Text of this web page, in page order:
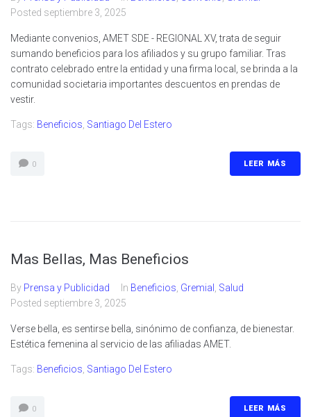
Posted septiembre 3, 2025
Mediante convenios, AMET SDE - REGIONAL XV, trata de seguir
sumando beneficios para los afiliados y su grupo familiar. Tras
contrato celebrado entre la entidad y una firma local, se brinda a la
comunidad societaria importantes descuentos en prendas de
vestir.
Tags: Beneficios Santiago Del Estero
0 LEER MÁS
Mas Bellas, Mas Beneficios
By Prensa y Publicidad In Beneficios Gremial
Salud
Posted septiembre 3, 2025
Verse bella, es sentirse bella, sinónimo de confianza, de bienestar.
Estética femenina al servicio de las afiliadas AMET.
Tags: Beneficios Santiago Del Estero
0 LEER MÁS